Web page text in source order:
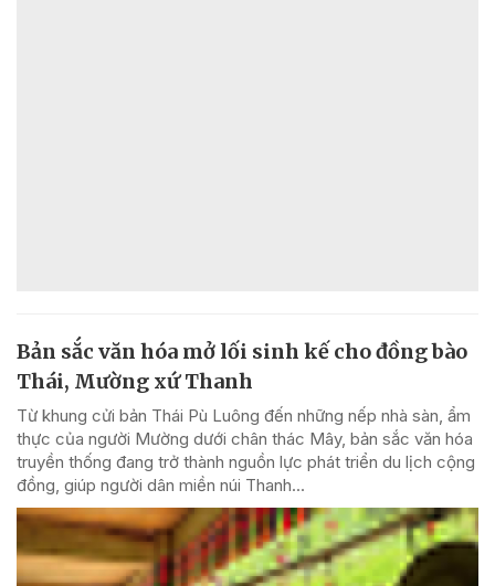
Bản sắc văn hóa mở lối sinh kế cho đồng bào
Thái, Mường xứ Thanh
Từ khung cửi bản Thái Pù Luông đến những nếp nhà sàn, ẩm
thực của người Mường dưới chân thác Mây, bản sắc văn hóa
truyền thống đang trở thành nguồn lực phát triển du lịch cộng
đồng, giúp người dân miền núi Thanh...